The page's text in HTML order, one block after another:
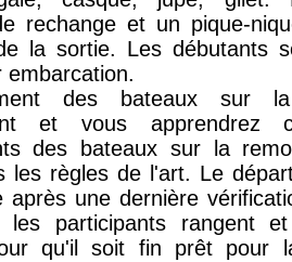
rechange et un pique-
la sortie. Les débutants
embarcation.
des bateaux sur
et vous apprendrez
des bateaux sur la
les règles de l'art. Le
après une dernière
les participants rangent
qu'il soit fin prêt pour